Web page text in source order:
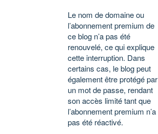
Le nom de domaine ou
l’abonnement premium de
ce blog n’a pas été
renouvelé, ce qui explique
cette interruption. Dans
certains cas, le blog peut
également être protégé par
un mot de passe, rendant
son accès limité tant que
l’abonnement premium n’a
pas été réactivé.